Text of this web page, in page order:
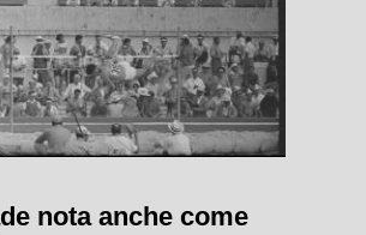
nota anche come